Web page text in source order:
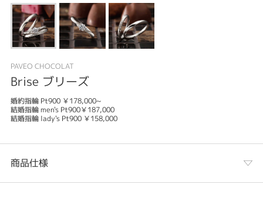
PAVEO CHOCOLAT
Brise ブリーズ
婚約指輪 Pt900 ￥178,000~
結婚指輪 men's Pt900￥187,000
結婚指輪 lady's Pt900 ￥158,000
商品仕様